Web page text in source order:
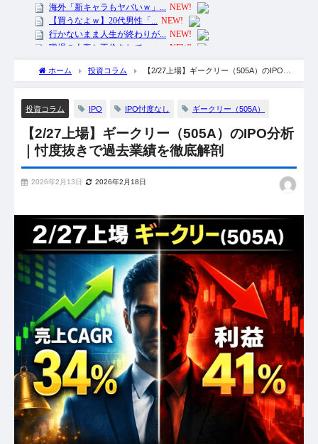
ホーム 投資コラム
【2/27上場】ギークリー（505A）のIPO分
投資コラム IPO IPO忖度なし ギークリー（505A）
【2/27上場】ギークリー（505A）のIPO分析
｜忖度抜きで過去業績を徹底解剖
2026年2月13日 2026年2月18日